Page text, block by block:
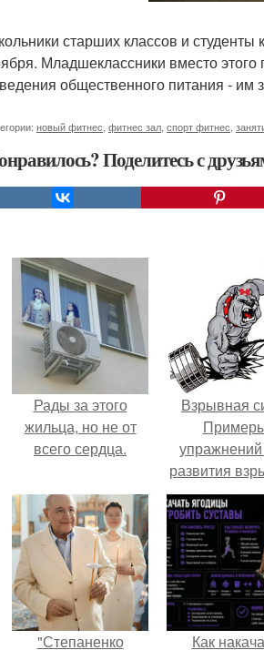
старших классов и
Младшеклассники вместо
общественного питания - им
новый фитнес фитнес зал спорт фитнес
Поделитесь с
Рады за этого
жильца, но не от
всего сердца.
Взрывная
развития
силы.
"Степаненко Как